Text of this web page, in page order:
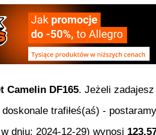
Camelin DF165. Jeżeli
trafiłeś(aś) -
dniu: 2024-12-29) wynosi